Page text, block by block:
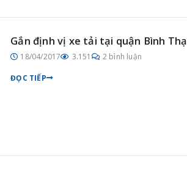
Gắn định vị xe tải tại quận Bình
18/04/2017 3.151 2 bình luận
ĐỌC TIẾP